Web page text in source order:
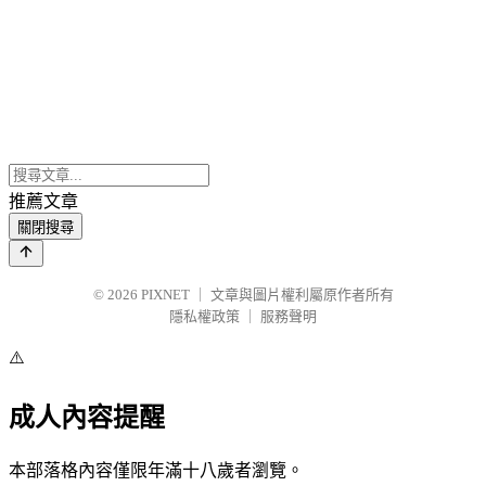
推薦文章
關閉搜尋
© 2026 PIXNET
文章與圖片權利屬原作者所有
隱私權政策
服務聲明
⚠️
成人內容提醒
本部落格內容僅限年滿十八歲者瀏覽。